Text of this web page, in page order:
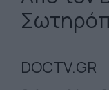
DOCTV.GR